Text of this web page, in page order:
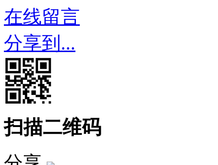
在线留言
分享到...
扫描二维码